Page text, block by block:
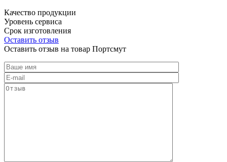
Качество продукции
Уровень сервиса
Срок изготовления
Оставить отзыв
Оставить отзыв на товар Портсмут